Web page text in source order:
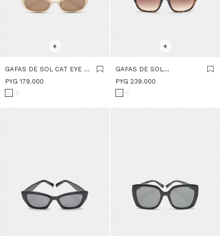
+
GAFAS DE SOL CAT EYE -
BEIGE
PYG 179.000
+
GAFAS DE SOL
CUADRADAS - MARRON
PYG 239.000